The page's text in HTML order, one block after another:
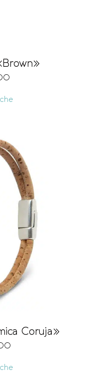
Coruja»